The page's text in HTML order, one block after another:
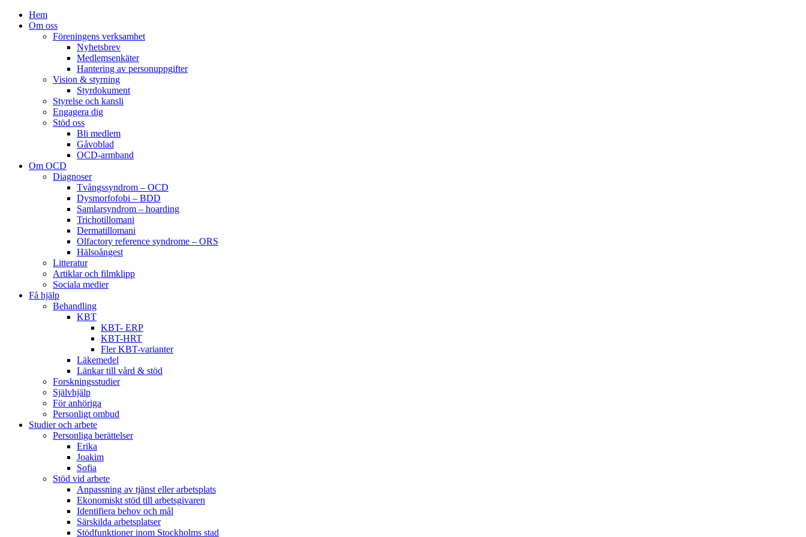
Hem
Om oss
Föreningens verksamhet
Nyhetsbrev
Medlemsenkäter
Hantering av personuppgifter
Vision & styrning
Styrdokument
Styrelse och kansli
Engagera dig
Stöd oss
Bli medlem
Gåvoblad
OCD-armband
Om OCD
Diagnoser
Tvångssyndrom – OCD
Dysmorfofobi – BDD
Samlarsyndrom – hoarding
Trichotillomani
Dermatillomani
Olfactory reference syndrome – ORS
Hälsoångest
Litteratur
Artiklar och filmklipp
Sociala medier
Få hjälp
Behandling
KBT
KBT- ERP
KBT-HRT
Fler KBT-varianter
Läkemedel
Länkar till vård & stöd
Forskningsstudier
Självhjälp
För anhöriga
Personligt ombud
Studier och arbete
Personliga berättelser
Erika
Joakim
Sofia
Stöd vid arbete
Anpassning av tjänst eller arbetsplats
Ekonomiskt stöd till arbetsgivaren
Identifiera behov och mål
Särskilda arbetsplatser
Stödfunktioner inom Stockholms stad